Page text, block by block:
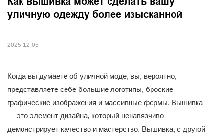
уличную одежду более изысканной
2025-12-05
Когда вы думаете об уличной моде, вы, вероятно,
представляете себе большие логотипы, броские
графические изображения и массивные формы. Вышивка
— это элемент дизайна, который ненавязчиво
демонстрирует качество и мастерство. Вышивка, с другой